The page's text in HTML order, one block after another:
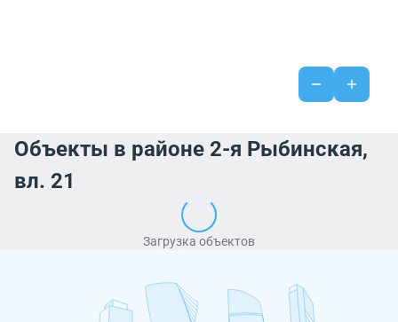
Объекты в районе 2-я Рыбинская,
вл. 21
Загрузка объектов